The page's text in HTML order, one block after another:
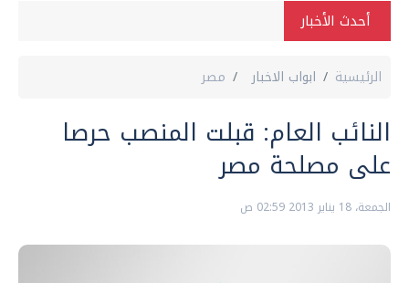
أحدث الأخبار
الرئيسية ابواب الاخبار مصر
النائب العام: قبلت المنصب حرصا
على مصلحة مصر
الجمعة، 18 يناير 2013 02:59 ص